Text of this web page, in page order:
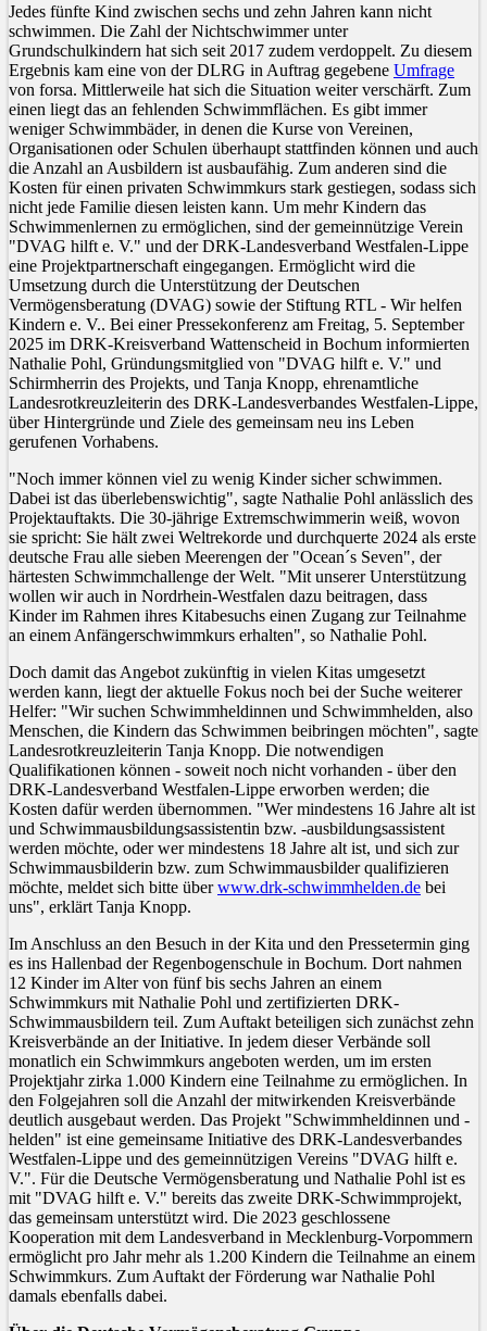
Jedes fünfte Kind zwischen sechs und zehn Jahren kann nicht
schwimmen. Die Zahl der Nichtschwimmer unter
Grundschulkindern hat sich seit 2017 zudem verdoppelt. Zu diesem
Ergebnis kam eine von der DLRG in Auftrag gegebene Umfrage
von forsa. Mittlerweile hat sich die Situation weiter verschärft. Zum
einen liegt das an fehlenden Schwimmflächen. Es gibt immer
weniger Schwimmbäder, in denen die Kurse von Vereinen,
Organisationen oder Schulen überhaupt stattfinden können und auch
die Anzahl an Ausbildern ist ausbaufähig. Zum anderen sind die
Kosten für einen privaten Schwimmkurs stark gestiegen, sodass sich
nicht jede Familie diesen leisten kann. Um mehr Kindern das
Schwimmenlernen zu ermöglichen, sind der gemeinnützige Verein
"DVAG hilft e. V." und der DRK-Landesverband Westfalen-Lippe
eine Projektpartnerschaft eingegangen. Ermöglicht wird die
Umsetzung durch die Unterstützung der Deutschen
Vermögensberatung (DVAG) sowie der Stiftung RTL - Wir helfen
Kindern e. V.. Bei einer Pressekonferenz am Freitag, 5. September
2025 im DRK-Kreisverband Wattenscheid in Bochum informierten
Nathalie Pohl, Gründungsmitglied von "DVAG hilft e. V." und
Schirmherrin des Projekts, und Tanja Knopp, ehrenamtliche
Landesrotkreuzleiterin des DRK-Landesverbandes Westfalen-Lippe,
über Hintergründe und Ziele des gemeinsam neu ins Leben
gerufenen Vorhabens.
"Noch immer können viel zu wenig Kinder sicher schwimmen.
Dabei ist das überlebenswichtig", sagte Nathalie Pohl anlässlich des
Projektauftakts. Die 30-jährige Extremschwimmerin weiß, wovon
sie spricht: Sie hält zwei Weltrekorde und durchquerte 2024 als erste
deutsche Frau alle sieben Meerengen der "Ocean´s Seven", der
härtesten Schwimmchallenge der Welt. "Mit unserer Unterstützung
wollen wir auch in Nordrhein-Westfalen dazu beitragen, dass
Kinder im Rahmen ihres Kitabesuchs einen Zugang zur Teilnahme
an einem Anfängerschwimmkurs erhalten", so Nathalie Pohl.
Doch damit das Angebot zukünftig in vielen Kitas umgesetzt
werden kann, liegt der aktuelle Fokus noch bei der Suche weiterer
Helfer: "Wir suchen Schwimmheldinnen und Schwimmhelden, also
Menschen, die Kindern das Schwimmen beibringen möchten", sagte
Landesrotkreuzleiterin Tanja Knopp. Die notwendigen
Qualifikationen können - soweit noch nicht vorhanden - über den
DRK-Landesverband Westfalen-Lippe erworben werden; die
Kosten dafür werden übernommen. "Wer mindestens 16 Jahre alt ist
und Schwimmausbildungsassistentin bzw. -ausbildungsassistent
werden möchte, oder wer mindestens 18 Jahre alt ist, und sich zur
Schwimmausbilderin bzw. zum Schwimmausbilder qualifizieren
möchte, meldet sich bitte überwww.drk-schwimmhelden.de bei
uns", erklärt Tanja Knopp.
Im Anschluss an den Besuch in der Kita und den Pressetermin ging
es ins Hallenbad der Regenbogenschule in Bochum. Dort nahmen
12 Kinder im Alter von fünf bis sechs Jahren an einem
Schwimmkurs mit Nathalie Pohl und zertifizierten DRK-
Schwimmausbildern teil. Zum Auftakt beteiligen sich zunächst zehn
Kreisverbände an der Initiative. In jedem dieser Verbände soll
monatlich ein Schwimmkurs angeboten werden, um im ersten
Projektjahr zirka 1.000 Kindern eine Teilnahme zu ermöglichen. In
den Folgejahren soll die Anzahl der mitwirkenden Kreisverbände
deutlich ausgebaut werden. Das Projekt "Schwimmheldinnen und -
helden" ist eine gemeinsame Initiative des DRK-Landesverbandes
Westfalen-Lippe und des gemeinnützigen Vereins "DVAG hilft e.
V.". Für die Deutsche Vermögensberatung und Nathalie Pohl ist es
mit "DVAG hilft e. V." bereits das zweite DRK-Schwimmprojekt,
das gemeinsam unterstützt wird. Die 2023 geschlossene
Kooperation mit dem Landesverband in Mecklenburg-Vorpommern
ermöglicht pro Jahr mehr als 1.200 Kindern die Teilnahme an einem
Schwimmkurs. Zum Auftakt der Förderung war Nathalie Pohl
damals ebenfalls dabei.